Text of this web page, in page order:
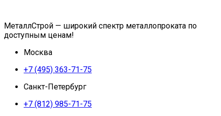
МеталлСтрой — широкий спектр металлопроката по
доступным ценам!
Москва
+7 (495) 363-71-75
Санкт-Петербург
+7 (812) 985-71-75